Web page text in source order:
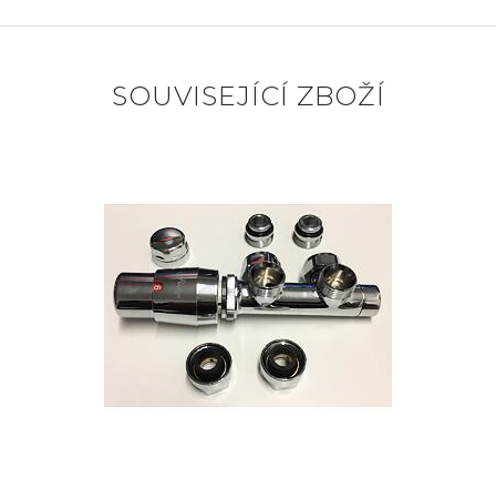
SOUVISEJÍCÍ ZBOŽÍ